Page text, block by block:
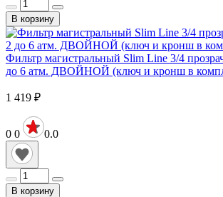
В корзину
Фильтр магистральный Slim Line 3/4
до 6 атм. ДВОЙНОЙ (ключ и кронш в
1 419 ₽
0 0 0.0
В корзину